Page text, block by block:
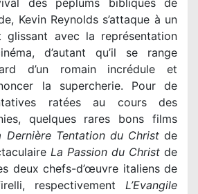
des péplums bibliques de
Kevin Reynolds s’attaque à un
glissant avec la représentation
d’autant qu’il se range
d’un romain incrédule et
la supercherie. Pour de
ratées au cours des
quelques rares bons films
Dernière Tentation du Christde
La Passion du Christ de
deux chefs-d’œuvre italiens de
respectivement L’Evangile